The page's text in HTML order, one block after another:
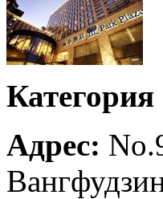
Категория
Адрес: